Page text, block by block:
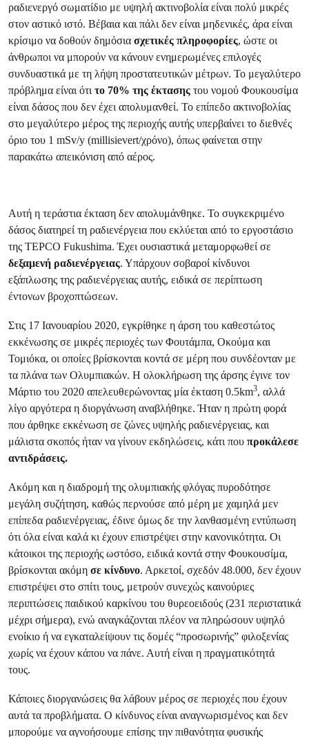
ραδιενεργό σωματίδιο με υψηλή ακτινοβολία είναι πολύ μικρές
στον αστικό ιστό. Βέβαια και πάλι δεν είναι μηδενικές, άρα είναι
κρίσιμο να δοθούν δημόσια σχετικές πληροφορίες, ώστε οι
άνθρωποι να μπορούν να κάνουν ενημερωμένες επιλογές
συνδυαστικά με τη λήψη προστατευτικών μέτρων. Το μεγαλύτερο
πρόβλημα είναι ότιτο 70% της έκτασης του νομού Φουκουσίμα
είναι δάσος που δεν έχει απολυμανθεί. Το επίπεδο ακτινοβολίας
στο μεγαλύτερο μέρος της περιοχής αυτής υπερβαίνει το διεθνές
όριο του 1 mSv/y (millisievert/χρόνο), όπως φαίνεται στην
παρακάτω απεικόνιση από αέρος.
Αυτή η τεράστια έκταση δεν απολυμάνθηκε. Το συγκεκριμένο
δάσος διατηρεί τη ραδιενέργεια που εκλύεται από το εργοστάσιο
της TEPCO Fukushima. Έχει ουσιαστικά μεταμορφωθεί σε
δεξαμενή ραδιενέργειας. Υπάρχουν σοβαροί κίνδυνοι
εξάπλωσης της ραδιενέργειας αυτής, ειδικά σε περίπτωση
έντονων βροχοπτώσεων.
Στις 17 Ιανουαρίου 2020, εγκρίθηκε η άρση του καθεστώτος
εκκένωσης σε μικρές περιοχές των Φουτάμπα, Οκούμα και
Τομιόκα, οι οποίες βρίσκονται κοντά σε μέρη που συνδέονταν με
τα πλάνα των Ολυμπιακών. Η ολοκλήρωση της άρσης έγινε τον
Μάρτιο του 2020 απελευθερώνοντας μία έκταση 0.5km3, αλλά
λίγο αργότερα η διοργάνωση αναβλήθηκε. Ήταν η πρώτη φορά
που άρθηκε εκκένωση σε ζώνες υψηλής ραδιενέργειας, και
μάλιστα σκοπός ήταν να γίνουν εκδηλώσεις, κάτι που προκάλεσε
αντιδράσεις.
Ακόμη και η διαδρομή της ολυμπιακής φλόγας πυροδότησε
μεγάλη συζήτηση, καθώς περνούσε από μέρη με χαμηλά μεν
επίπεδα ραδιενέργειας, έδινε όμως δε την λανθασμένη εντύπωση
ότι όλα είναι καλά κι έχουν επιστρέψει στην κανονικότητα. Οι
κάτοικοι της περιοχής ωστόσο, ειδικά κοντά στην Φουκουσίμα,
βρίσκονται ακόμη σε κίνδυνο. Αρκετοί, σχεδόν 48.000, δεν έχουν
επιστρέψει στο σπίτι τους, μετρούν συνεχώς καινούριες
περιπτώσεις παιδικού καρκίνου του θυρεοειδούς (231 περιστατικά
μέχρι σήμερα), ενώ αναγκάζονται πλέον να πληρώσουν υψηλό
ενοίκιο ή να εγκαταλείψουν τις δομές “προσωρινής” φιλοξενίας
χωρίς να έχουν κάπου να πάνε. Αυτή είναι η πραγματικότητά
τους.
Κάποιες διοργανώσεις θα λάβουν μέρος σε περιοχές που έχουν
αυτά τα προβλήματα. Ο κίνδυνος είναι αναγνωρισμένος και δεν
μπορούμε να αγνοήσουμε επίσης την πιθανότητα φυσικής